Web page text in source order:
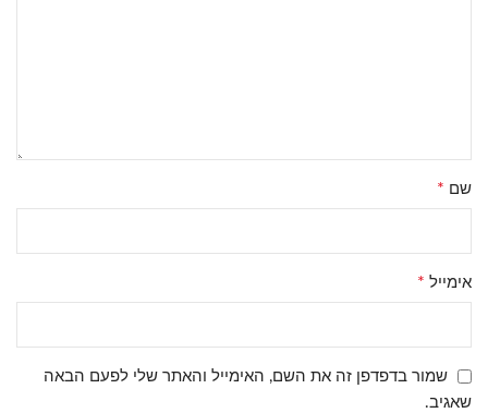
שם *
אימייל *
שמור בדפדפן זה את השם, האימייל והאתר שלי לפעם הבאה
שאגיב.